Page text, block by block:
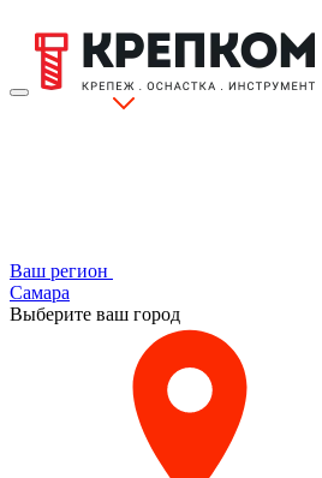
Ваш регион
Самара
Выберите ваш город